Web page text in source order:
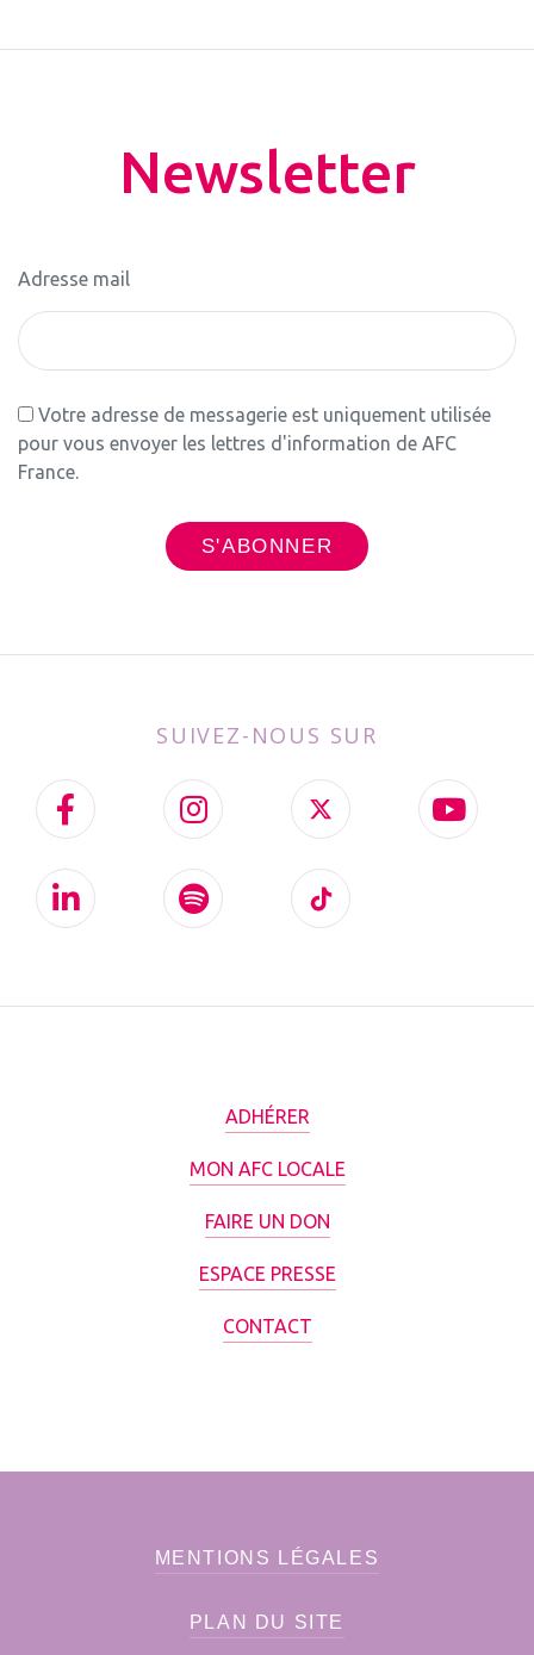
Newsletter
Adresse mail
Votre adresse de messagerie est uniquement utilisée
pour vous envoyer les lettres d'information de AFC
France.
SUIVEZ-NOUS SUR
ADHÉRER
MON AFC LOCALE
FAIRE UN DON
ESPACE PRESSE
CONTACT
MENTIONS LÉGALES
PLAN DU SITE